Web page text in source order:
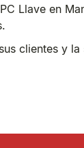
Llave en
clientes y